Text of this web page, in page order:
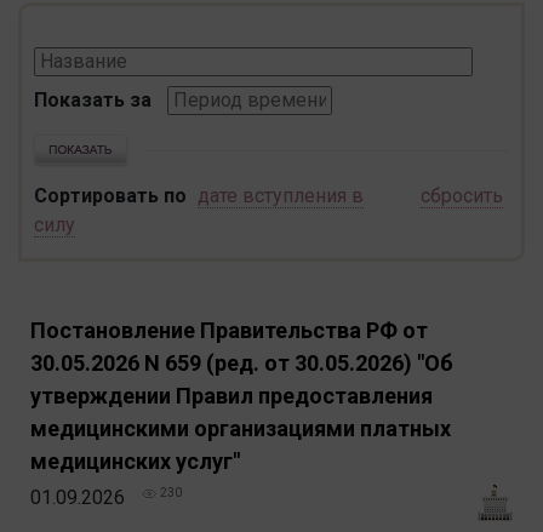
Показать за
сбросить
Сортировать по дате вступления в
силу
Постановление Правительства РФ от
30.05.2026 N 659 (ред. от 30.05.2026) "Об
утверждении Правил предоставления
медицинскими организациями платных
медицинских услуг"
01.09.2026 230